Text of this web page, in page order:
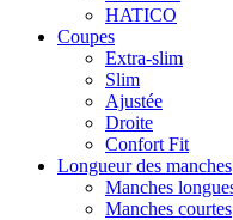
HATICO
Coupes
Extra-slim
Slim
Ajustée
Droite
Confort Fit
Longueur des manches
Manches
Manches courtes